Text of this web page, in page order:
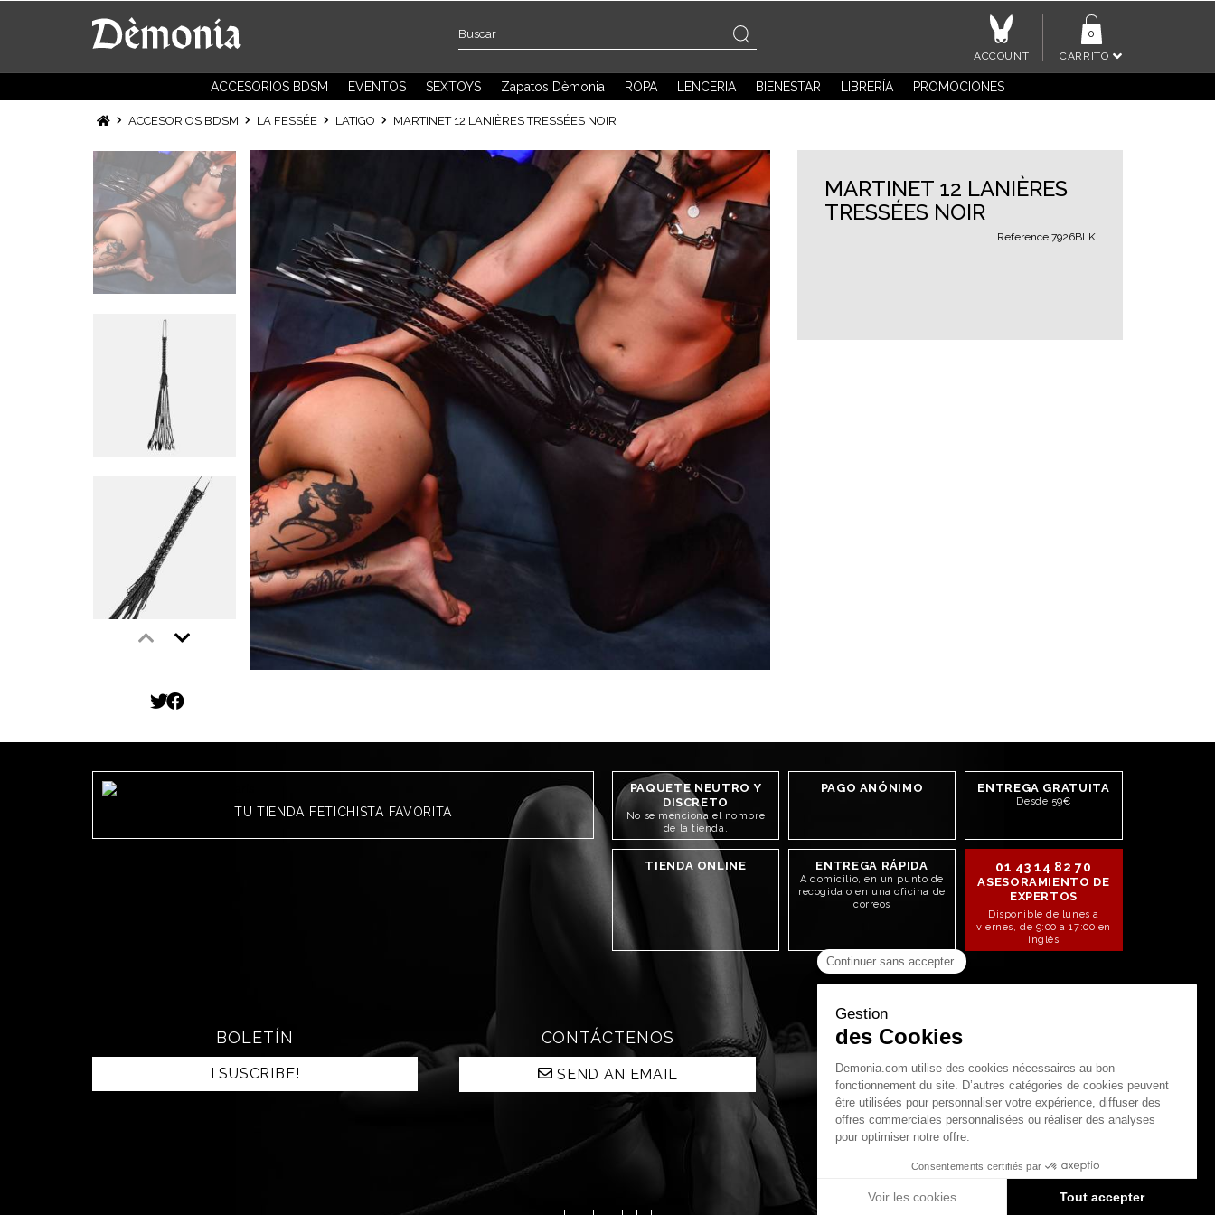
CARRITO
0
ACCOUNT
ACCESORIOS BDSM EVENTOS SEXTOYS Zapatos Dèmonia ROPA LENCERIA BIENESTAR LIBRERÍA PROMOCIONES
ACCESORIOS BDSM LA FESSÉE LATIGO MARTINET 12 LANIÈRES TRESSÉES NOIR
MARTINET 12 LANIÈRES
TRESSÉES NOIR
Reference 7926BLK
TU TIENDA FETICHISTA FAVORITA
PAQUETE NEUTRO Y
DISCRETO
No se menciona el nombre
de la tienda.
PAGO ANÓNIMO ENTREGA GRATUITA
Desde 59€
TIENDA ONLINE ENTREGA RÁPIDA
A domicilio, en un punto de
recogida o en una oficina de
correos
01 43 14 82 70
ASESORAMIENTO DE
EXPERTOS
Disponible de lunes a
viernes, de 9:00 a 17:00 en
inglés
BOLETÍN
I SUSCRIBE!
CONTÁCTENOS
SEND AN EMAIL
STAY CONNECTED!